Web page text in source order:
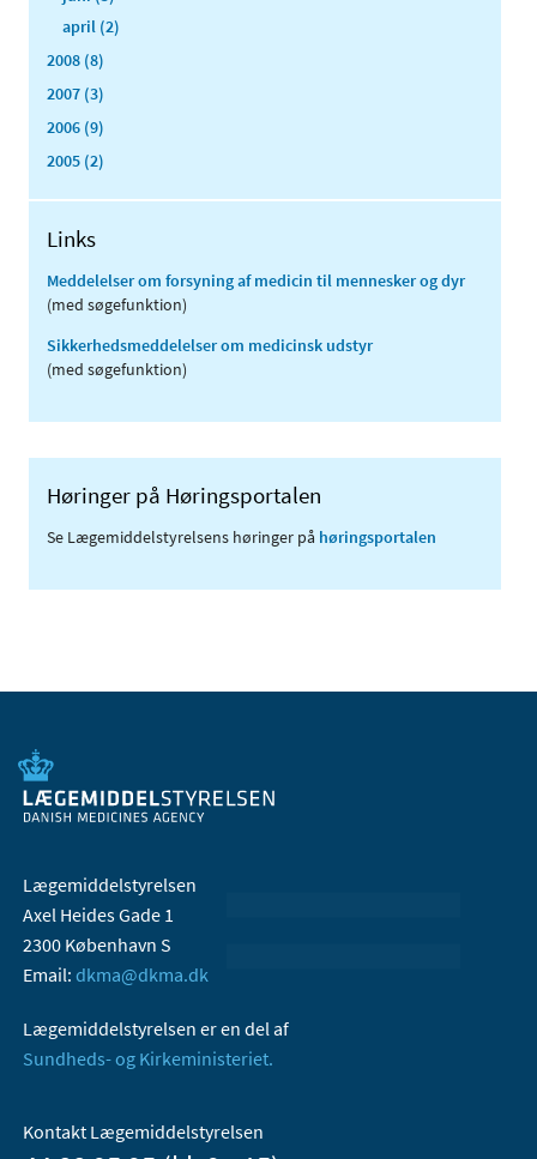
april (2)
2008 (8)
2007 (3)
2006 (9)
2005 (2)
Links
Meddelelser om forsyning af medicin til mennesker og dyr
(med søgefunktion)
Sikkerhedsmeddelelser om medicinsk udstyr
(med søgefunktion)
Høringer på Høringsportalen
Se Lægemiddelstyrelsens høringer på høringsportalen
Lægemiddelstyrelsen
Axel Heides Gade 1
2300 København S
Email: dkma@dkma.dk
Lægemiddelstyrelsen er en del af
Sundheds- og Kirkeministeriet.
Kontakt Lægemiddelstyrelsen